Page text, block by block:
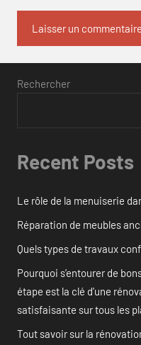
Rechercher
Recent Posts
Le rôle de la menuiserie
Réparation de meubles
Quels types de travaux
Pourquoi s’entourer de
étape est la clé d’une
satisfaisante sur tous les
Tout savoir sur la